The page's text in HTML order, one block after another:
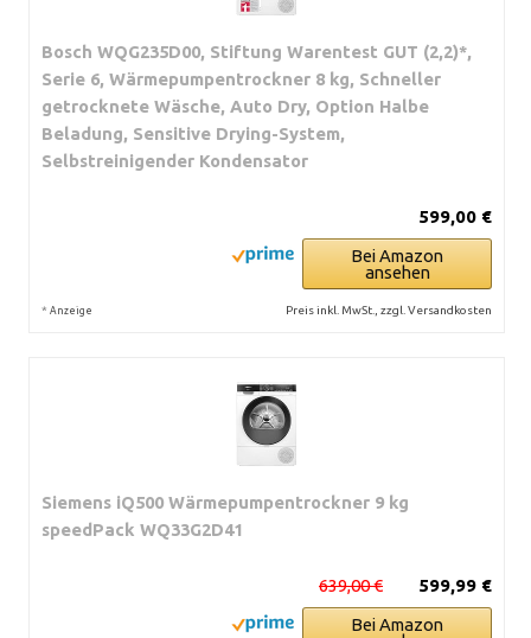
Bosch WQG235D00, Stiftung Warentest GUT (2,2)*,
Serie 6, Wärmepumpentrockner 8 kg, Schneller
getrocknete Wäsche, Auto Dry, Option Halbe
Beladung, Sensitive Drying-System,
Selbstreinigender Kondensator
599,00 €
Bei Amazon
ansehen
* Anzeige Preis inkl. MwSt., zzgl. Versandkosten
Siemens iQ500 Wärmepumpentrockner 9 kg
speedPack WQ33G2D41
599,99 €
639,00 €
Bei Amazon